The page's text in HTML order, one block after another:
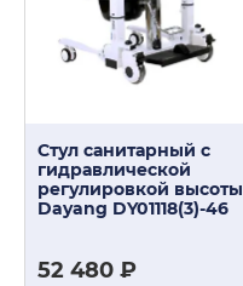
Стул санитарный с
гидравлической
регулировкой высоты
Dayang DY01118(3)-46
52 480 ₽